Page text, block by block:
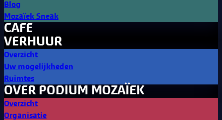
Blog
Mozaïek Sneak
CAFE
VERHUUR
Overzicht
Uw mogelijkheden
Ruimtes
OVER PODIUM MOZAÏEK
Overzicht
Organisatie